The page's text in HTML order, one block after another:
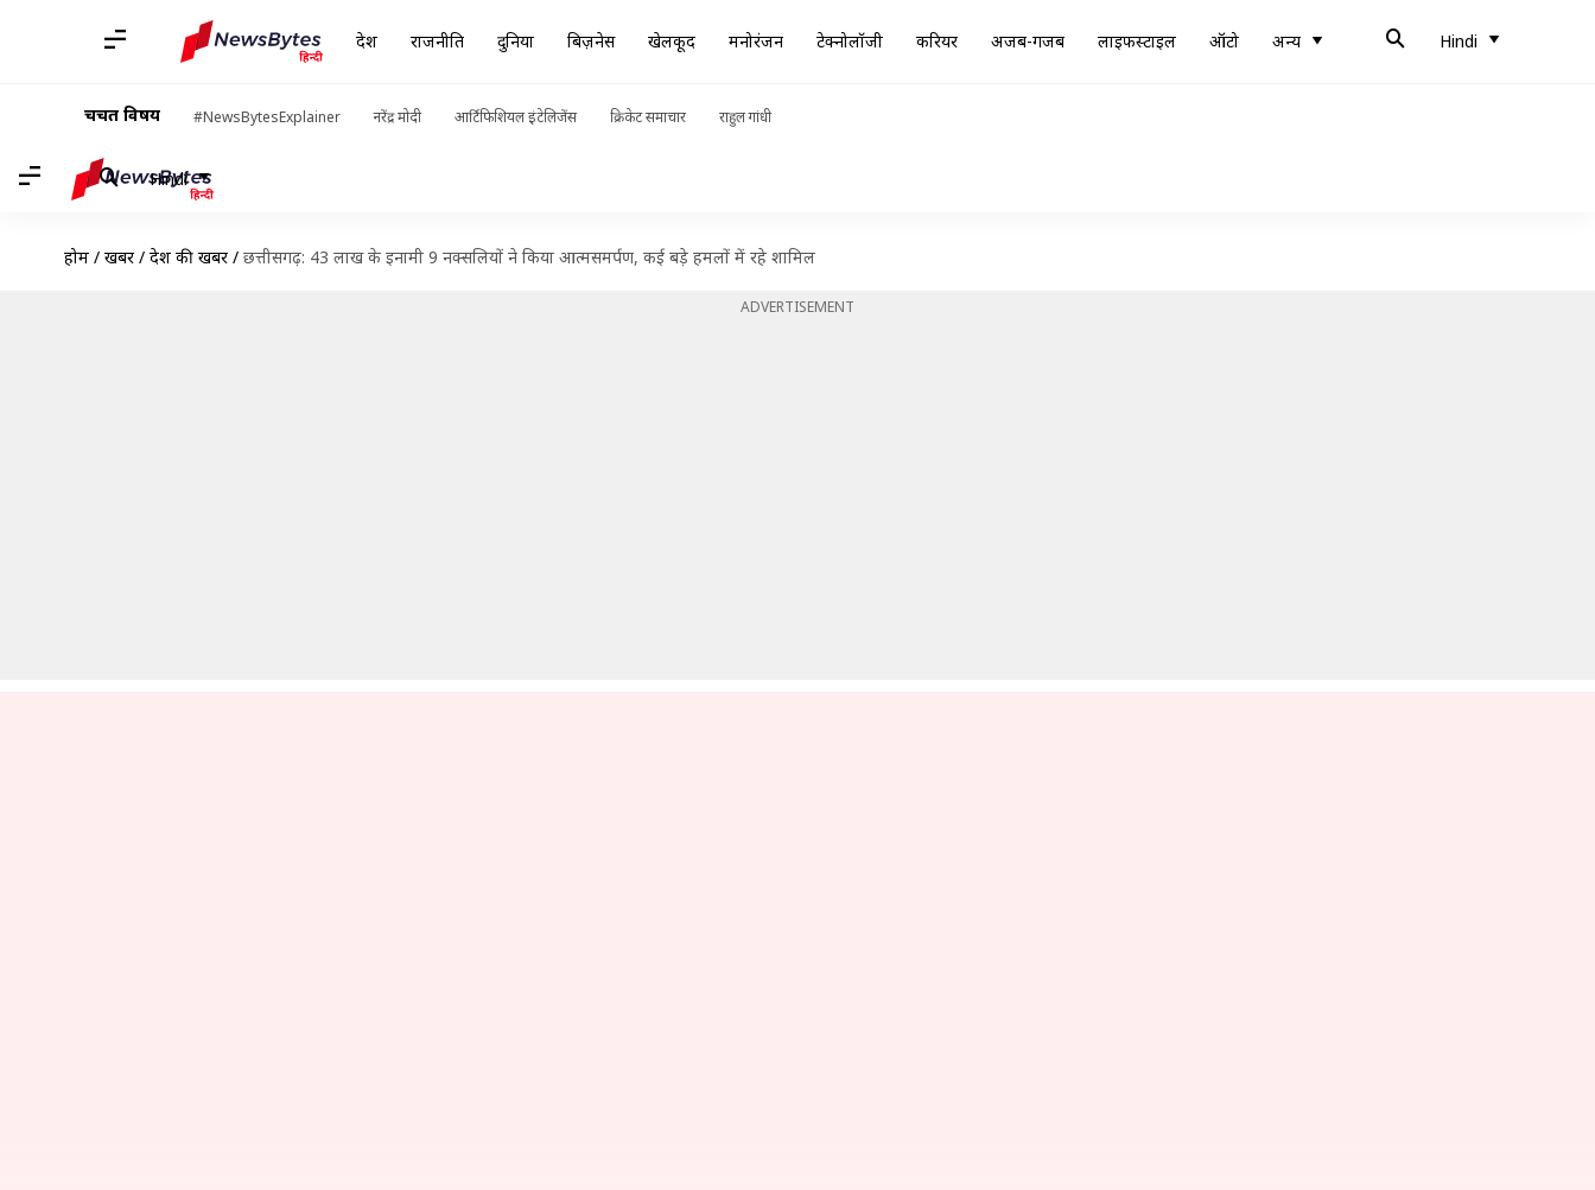
देश राजनीति दुनिया बिज़नेस खेलकूद मनोरंजन टेक्नोलॉजी करियर अजब-गजब लाइफस्टाइल ऑटो अन्य Hindi
चर्चित विषय #NewsBytesExplainer नरेंद्र मोदी आर्टिफिशियल इंटेलिजेंस क्रिकेट समाचार राहुल गांधी
Hindi
होम / खबरें / देश की खबरें / छत्तीसगढ़: 43 लाख के इनामी 9 नक्सलियों ने किया आत्मसमर्पण, कई बड़े हमलों में रहे शामिल
ADVERTISEMENT